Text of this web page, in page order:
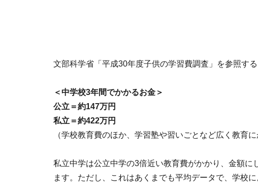
文部科学省「平成30年度子供の学習費調査」を参照す
＜中学校3年間でかかるお金＞
公立＝約147万円
私立＝約422万円
（学校教育費のほか、学習塾や習いごとなど広く教育
私立中学は公立中学の3倍近い教育費がかかり、金額に
ます。ただし、これはあくまでも平均データで、学校